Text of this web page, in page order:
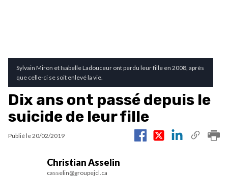
Sylvain Miron et Isabelle Ladouceur ont perdu leur fille en 2008, après
que celle-ci se soit enlevé la vie.
Dix ans ont passé depuis le
suicide de leur fille
Publié le20/02/2019
Christian Asselin
casselin@groupejcl.ca